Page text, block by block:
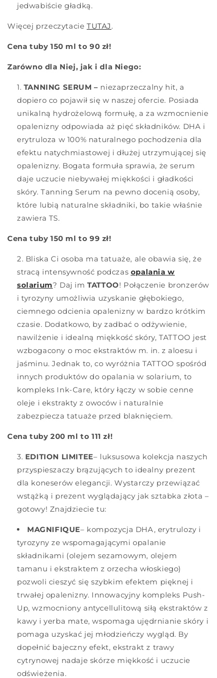
jedwabiście gładką.
Więcej przeczytacieTUTAJ .
Cena tuby 150 ml to 90 zł!
Zarówno dla Niej, jak i dla Niego:
TANNING SERUM – niezaprzeczalny hit, a
dopiero co pojawił się w naszej ofercie. Posiada
unikalną hydrożelową formułę, a za wzmocnienie
opalenizny odpowiada aż pięć składników. DHA i
erytruloza w 100% naturalnego pochodzenia dla
efektu natychmiastowej i dłużej utrzymującej się
opalenizny. Bogata formuła sprawia, że serum
daje uczucie niebywałej miękkości i gładkości
skóry. Tanning Serum na pewno docenią osoby,
które lubią naturalne składniki, bo takie właśnie
zawiera TS.
Cena tuby 150 ml to 99 zł!
Bliska Ci osoba ma tatuaże, ale obawia się, że
stracą intensywność podczas opalania w
solarium? Daj imTATTOO! Połączenie bronzerów
i tyrozyny umożliwia uzyskanie głębokiego,
ciemnego odcienia opalenizny w bardzo krótkim
czasie. Dodatkowo, by zadbać o odżywienie,
nawilżenie i idealną miękkość skóry, TATTOO jest
wzbogacony o moc ekstraktów m. in. z aloesu i
jaśminu. Jednak to, co wyróżnia TATTOO spośród
innych produktów do opalania w solarium, to
kompleks Ink-Care, który łączy w sobie cenne
oleje i ekstrakty z owoców i naturalnie
zabezpiecza tatuaże przed blaknięciem.
Cena tuby 200 ml to 111 zł!
EDITION LIMITEE– luksusowa kolekcja naszych
przyspieszaczy brązujących to idealny prezent
dla koneserów elegancji. Wystarczy przewiązać
wstążką i prezent wyglądający jak sztabka złota –
gotowy! Znajdziecie tu:
MAGNIFIQUE– kompozycja DHA, erytrulozy i
tyrozyny ze wspomagającymi opalanie
składnikami (olejem sezamowym, olejem
tamanu i ekstraktem z orzecha włoskiego)
pozwoli cieszyć się szybkim efektem pięknej i
trwałej opalenizny. Innowacyjny kompleks Push-
Up, wzmocniony antycellulitową siłą ekstraktów z
kawy i yerba mate, wspomaga ujędrnianie skóry i
pomaga uzyskać jej młodzieńczy wygląd. By
dopełnić bajeczny efekt, ekstrakt z trawy
cytrynowej nadaje skórze miękkość i uczucie
odświeżenia.